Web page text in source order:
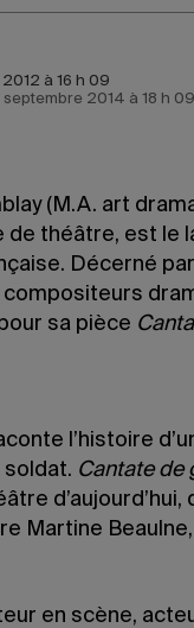
à 16 h 09
septembre 2014 à 18 h 09
(M.A. art
de théâtre, est le
Décerné
sa pièce
l’histoire
soldat. Cantate de
Martine
en scène,